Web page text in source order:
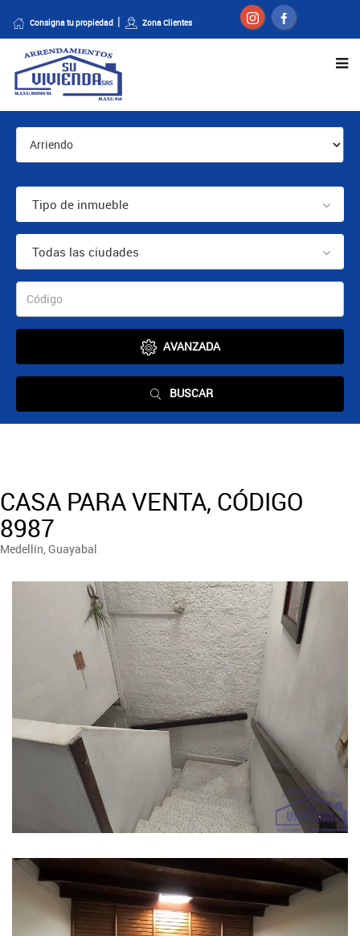
Consigna tu propiedad Zona Clientes
Tipo de inmueble
Todas las ciudades
AVANZADA
BUSCAR
CASA PARA VENTA, CÓDIGO
8987
Medellín, Guayabal